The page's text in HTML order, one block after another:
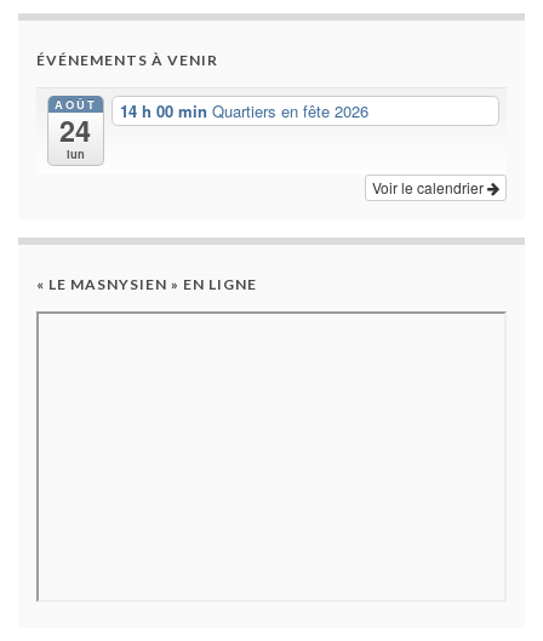
ÉVÉNEMENTS À VENIR
AOÛT
24
lun
14 h 00 min Quartiers en fête 2026
Voir le calendrier
« LE MASNYSIEN » EN LIGNE